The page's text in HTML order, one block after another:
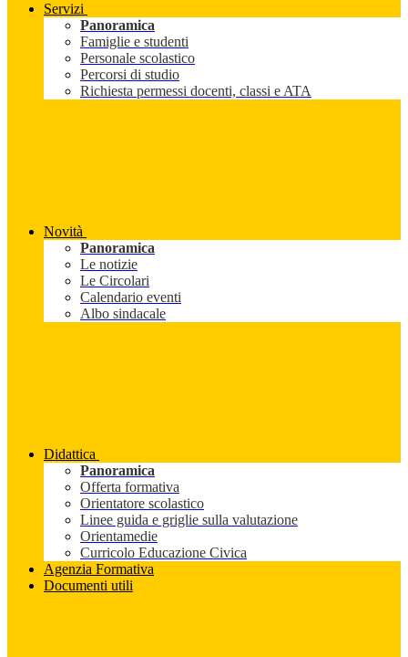
Servizi
Panoramica
Famiglie e studenti
Personale scolastico
Percorsi di studio
Richiesta permessi docenti, classi e ATA
Novità
Panoramica
Le notizie
Le Circolari
Calendario eventi
Albo sindacale
Didattica
Panoramica
Offerta formativa
Orientatore scolastico
Linee guida e griglie sulla valutazione
Orientamedie
Curricolo Educazione Civica
Agenzia Formativa
Documenti utili